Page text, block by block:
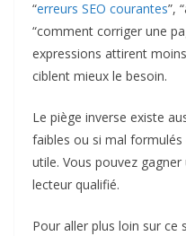
“erreurs SEO courantes”,
“comment corriger une
expressions attirent
ciblent mieux le besoin.
Le piège inverse existe
faibles ou si mal formulés
utile. Vous pouvez
lecteur qualifié.
Pour aller plus loin sur ce